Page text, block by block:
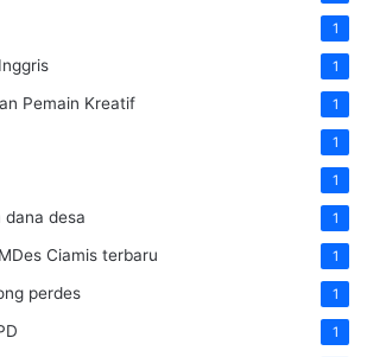
1
1
Pemain Kreatif 1
1
1
desa 1
Ciamis terbaru 1
perdes 1
1